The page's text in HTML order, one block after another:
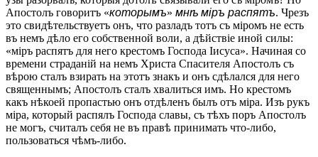
Апостолъ говоритъ «которымъ» мнѣ міръ распятъ. Чрезъ
это свидѣтельствуетъ онъ, что разладъ тотъ съ міромъ не есть
въ немъ дѣло его собственной воли, а дѣйствіе иной силы:
«міръ распятъ для него крестомъ Господа Іисуса». Начиная со
времени страданій на немъ Христа Спасителя Апостолъ съ
вѣрою сталъ взирать на этотъ знакъ и онъ сдѣлался для него
священнымъ; Апостолъ сталъ хвалиться имъ. Но крестомъ
какъ нѣкоей пропастью онъ отдѣленъ былъ отъ міра. Изъ рукъ
міра, который распялъ Господа славы, съ тѣхъ поръ Апостолъ
не могъ, считалъ себя не въ правѣ принимать что-либо,
пользоваться чѣмъ-либо.